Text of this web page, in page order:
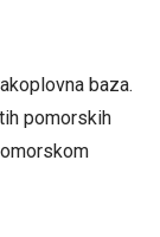
baza.
pomorskih